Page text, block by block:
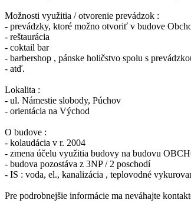
Možnosti využitia / otvorenie prevádzok :
- prevádzky, ktoré možno otvoriť v budove
- reštaurácia
- coktail bar
- barbershop , pánske holičstvo spolu s
- atď.
Lokalita :
- ul. Námestie slobody, Púchov
- orientácia na Východ
O budove :
- kolaudácia v r. 2004
- zmena účelu využitia budovy na budovu
- budova pozostáva z 3NP / 2 poschodí
- IS : voda, el., kanalizácia , teplovodné
Pre podrobnejšie informácie ma neváhajte